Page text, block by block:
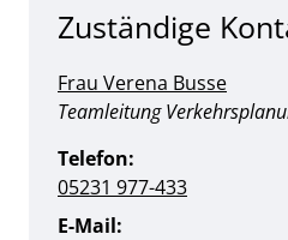
Zuständige
Frau Verena Busse
Position:
Teamleitung
Telefon:
05231 977-433
E-Mail: